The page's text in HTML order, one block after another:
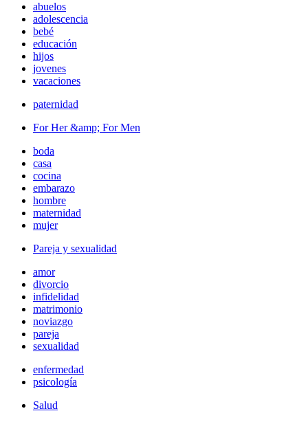
abuelos
adolescencia
bebé
educación
hijos
jovenes
vacaciones
paternidad
For Her &amp; For Men
boda
casa
cocina
embarazo
hombre
maternidad
mujer
Pareja y sexualidad
amor
divorcio
infidelidad
matrimonio
noviazgo
pareja
sexualidad
enfermedad
psicología
Salud